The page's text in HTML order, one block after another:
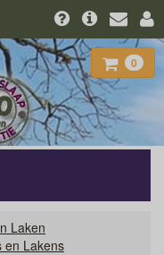
0
Laken
en Lakens